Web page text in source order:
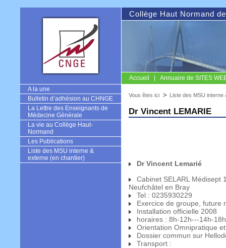
Collège Haut Normand
CNGE
Accueil
Annuaire de SITES
A la une
Bulletin d’adhésion au CHNGE
La Lettre des Enseignants de
Médecine Générale
La vie au Collège Haut-
Normand
Les Publications
Liste des MSU interne &
externe (en chantier)
Vous êtes ici Liste des MSU
Dr Vincent LEMARIE
Dr Vincent Lemarié
Cabinet SELARL Médisept
Neufchâtel en Bray
Tel : 0235930229
Exercice de groupe, future
Installation officielle 2008
horaires : 8h-12h---14h-18h
Orientation Omnipratique
Dossier commun sur
Transport :